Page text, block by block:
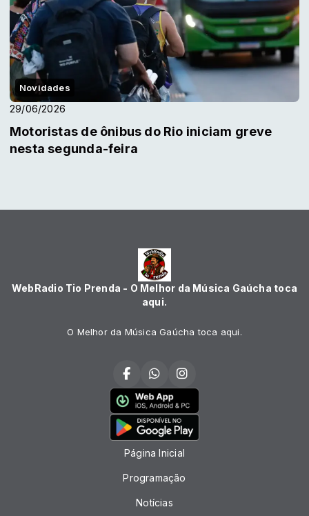
Novidades
29/06/2026
Motoristas de ônibus do Rio iniciam greve
nesta segunda-feira
WebRadio Tio Prenda - O Melhor da Música Gaúcha toca
aqui.
O Melhor da Música Gaúcha toca aqui.
Página Inicial
Programação
Notícias